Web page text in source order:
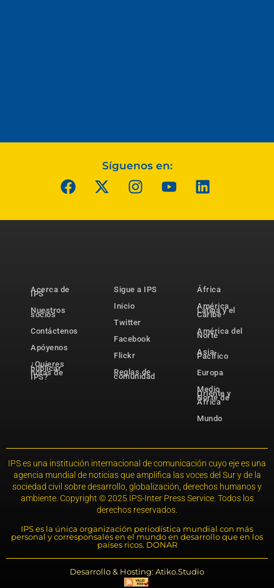
Síguenos en:
Acerca de
IPS
Nuestros
socios
Contáctenos
Apóyenos
¿Quieres
publicar
notas de
IPS?
Sigue a IPS
Inicio
Twitter
Facebook
Flickr
Reglas de
comunidad
África
América
Latina y el
Caribe
América del
Norte
Asia-
Pacífico
Europa
Medio
Oriente y
Norte de
África
Mundo
IPS es una institución internacional de comunicación cuyo eje es una
agencia mundial de noticias que amplifica las voces del Sur y de la
sociedad civil sobre desarrollo, globalización, derechos humanos y
ambiente. Copyright © 2025 IPS-Inter Press Service. Todos los
derechos reservados.
IPS es la única organización periodística mundial con más
personal y corresponsales en el mundo en desarrollo que en los
países ricos. DONAR
Desarrollo & Hosting: Atiko.Studio